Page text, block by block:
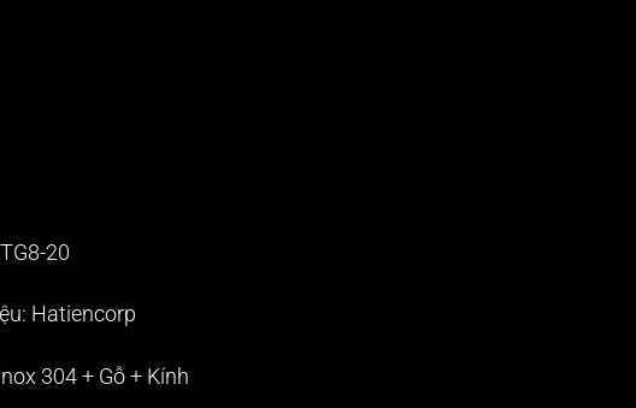
20
Hatiencorp
304 + Gỗ + Kính